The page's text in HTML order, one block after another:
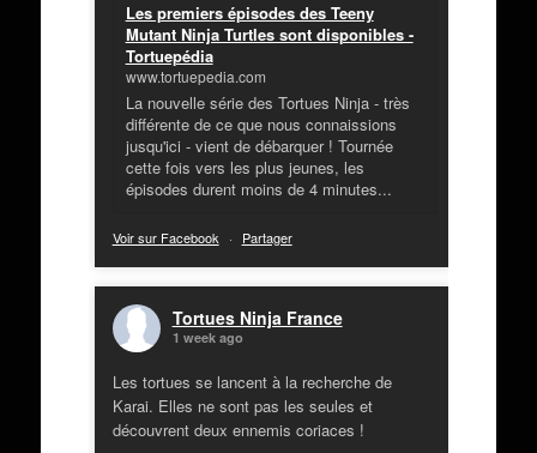
Les premiers épisodes des Teeny
Mutant Ninja Turtles sont disponibles -
Tortuepédia
www.tortuepedia.com
La nouvelle série des Tortues Ninja - très
différente de ce que nous connaissions
jusqu'ici - vient de débarquer ! Tournée
cette fois vers les plus jeunes, les
épisodes durent moins de 4 minutes...
Voir sur Facebook · Partager
Tortues Ninja France
1 week ago
Les tortues se lancent à la recherche de
Karai. Elles ne sont pas les seules et
découvrent deux ennemis coriaces !